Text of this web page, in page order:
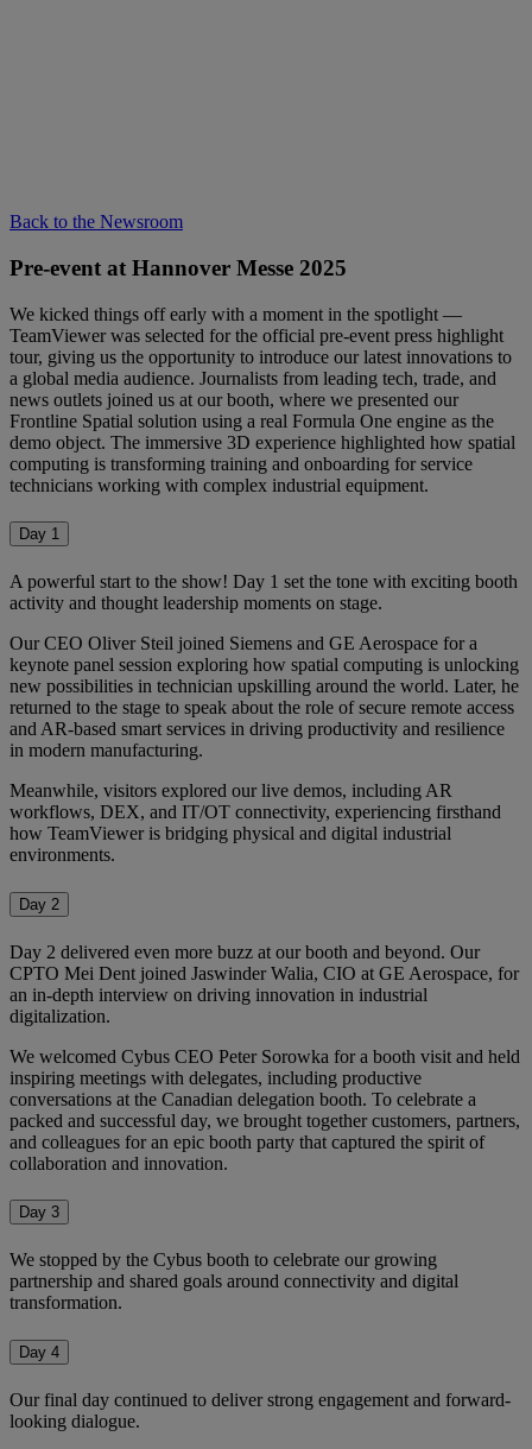
Back to the Newsroom
Pre-event at Hannover Messe 2025
We kicked things off early with a moment in the spotlight —
TeamViewer was selected for the official pre-event press highlight
tour, giving us the opportunity to introduce our latest innovations to
a global media audience. Journalists from leading tech, trade, and
news outlets joined us at our booth, where we presented our
Frontline Spatial solution using a real Formula One engine as the
demo object. The immersive 3D experience highlighted how spatial
computing is transforming training and onboarding for service
technicians working with complex industrial equipment.
Day 1
A powerful start to the show! Day 1 set the tone with exciting booth
activity and thought leadership moments on stage.
Our CEO Oliver Steil joined Siemens and GE Aerospace for a
keynote panel session exploring how spatial computing is unlocking
new possibilities in technician upskilling around the world. Later, he
returned to the stage to speak about the role of secure remote access
and AR-based smart services in driving productivity and resilience
in modern manufacturing.
Meanwhile, visitors explored our live demos, including AR
workflows, DEX, and IT/OT connectivity, experiencing firsthand
how TeamViewer is bridging physical and digital industrial
environments.
Day 2
Day 2 delivered even more buzz at our booth and beyond. Our
CPTO Mei Dent joined Jaswinder Walia, CIO at GE Aerospace, for
an in-depth interview on driving innovation in industrial
digitalization.
We welcomed Cybus CEO Peter Sorowka for a booth visit and held
inspiring meetings with delegates, including productive
conversations at the Canadian delegation booth. To celebrate a
packed and successful day, we brought together customers, partners,
and colleagues for an epic booth party that captured the spirit of
collaboration and innovation.
Day 3
We stopped by the Cybus booth to celebrate our growing
partnership and shared goals around connectivity and digital
transformation.
Day 4
Our final day continued to deliver strong engagement and forward-
looking dialogue.